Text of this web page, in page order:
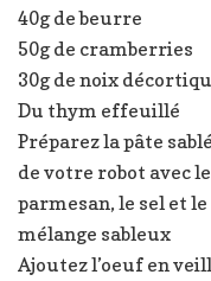
40g de beurre
50g de cramberries
30g de noix
Du thym effeuillé
Préparez la pâte
de votre robot avec
parmesan, le sel et
mélange sableux
Ajoutez l’oeuf en